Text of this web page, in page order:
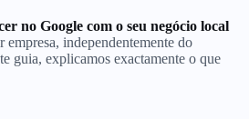
no Google com o seu negócio local
empresa, independentemente do
guia, explicamos exactamente o que